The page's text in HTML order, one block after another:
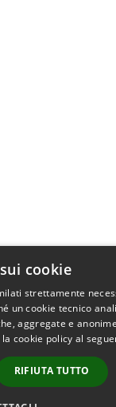
cookie
strettamente
un cookie tecnico
aggregate e
cookie policy al
RIFIUTA TUTTO